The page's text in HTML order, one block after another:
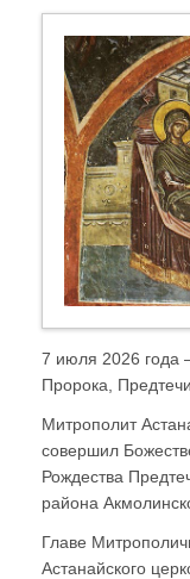
7 июля 2026 года
Пророка,
Митрополит
совершил
Рождества
района
Главе
Астанайского